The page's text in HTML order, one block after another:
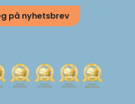
på nyhetsbrev